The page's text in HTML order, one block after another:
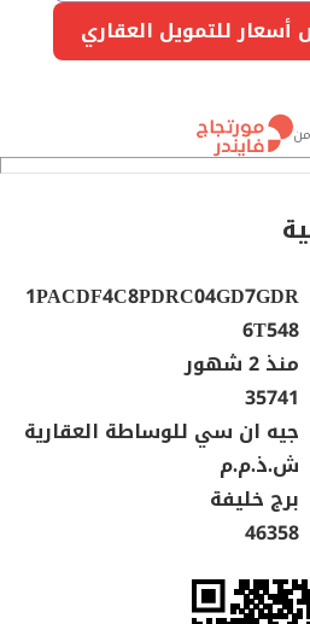
للتمويل العقاري
1PACDF4C8PDRC04GD7GDR
6T548
منذ 2 شهور
35741
جيه ان سي للوساطة العقارية
ش.ذ.م.م
برج خليفة
46358